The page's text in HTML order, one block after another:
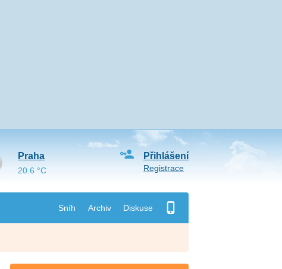
Sníh Archiv Diskuse
Přihlášení
Registrace
Praha
20.6 °C